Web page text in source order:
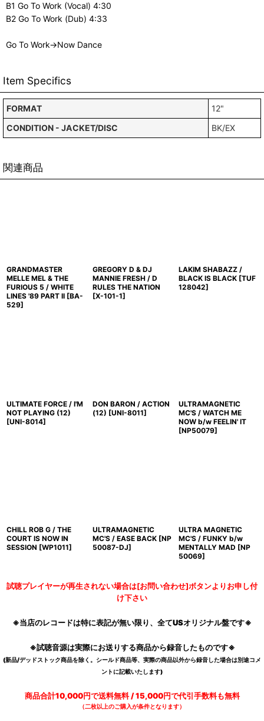
B1 Go To Work (Vocal) 4:30
B2 Go To Work (Dub) 4:33
Go To Work→Now Dance
Item Specifics
FORMAT
12"
CONDITION - JACKET/DISC
BK/EX
関連商品
GRANDMASTER
MELLE MEL & THE
FURIOUS 5 / WHITE
LINES '89 PART II [BA-
529]
GREGORY D & DJ
MANNIE FRESH / D
RULES THE NATION
[X-101-1]
LAKIM SHABAZZ /
BLACK IS BLACK [TUF
128042]
ULTIMATE FORCE / I'M
NOT PLAYING (12)
[UNI-8014]
DON BARON / ACTION
(12) [UNI-8011]
ULTRAMAGNETIC
MC'S / WATCH ME
NOW b/w FEELIN' IT
[NP50079]
CHILL ROB G / THE
COURT IS NOW IN
SESSION [WP1011]
ULTRAMAGNETIC
MC'S / EASE BACK [NP
50087-DJ]
ULTRA MAGNETIC
MC'S / FUNKY b/w
MENTALLY MAD [NP
50069]
試聴プレイヤーが再生されない場合は[お問い合わせ]ボタンよりお申し付
け下さい
※当店のレコードは特に表記が無い限り、全てUSオリジナル盤です※
※試聴音源は実際にお送りする商品から録音したものです※
(新品/デッドストック商品を除く。シールド商品等、実際の商品以外から録音した場合は別途コメ
ントに記載いたします)
商品合計10,000円で送料無料 / 15,000円で代引手数料も無料
（二枚以上のご購入が条件となります）